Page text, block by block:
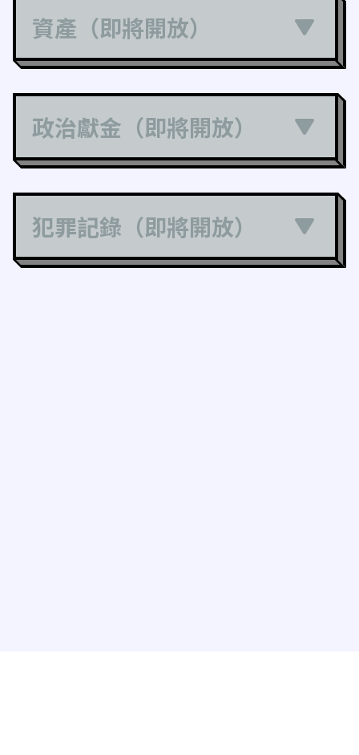
資產（即將開放）
政治獻金（即將開放）
犯罪記錄（即將開放）